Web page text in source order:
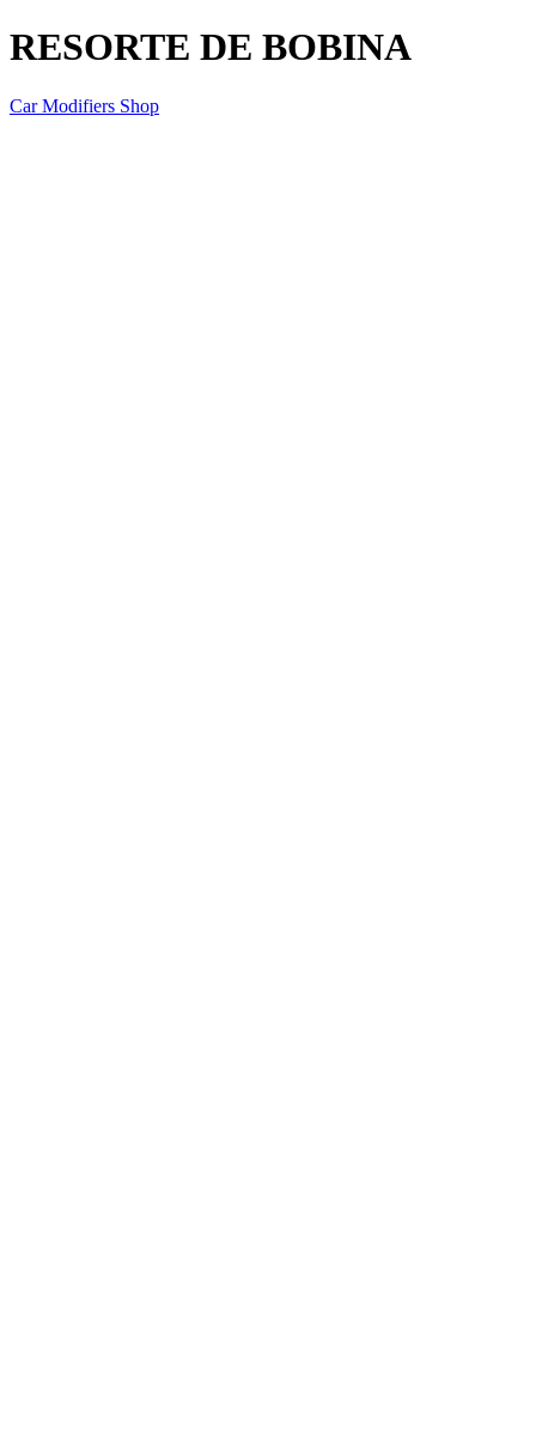
RESORTE DE BOBINA
Car Modifiers Shop